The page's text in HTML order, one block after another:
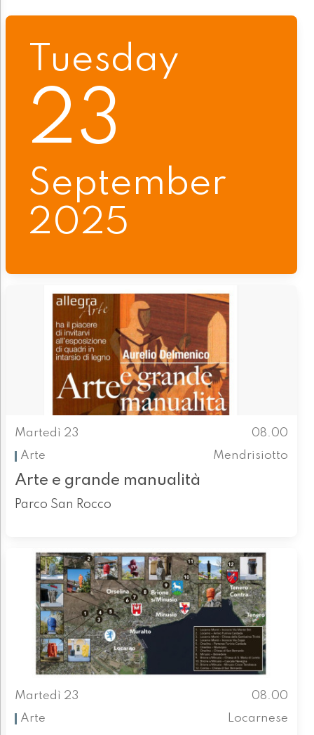
Tuesday
23
September
2025
Martedì 23
08.00
Arte
Mendrisiotto
Arte e grande manualità
Parco San Rocco
Martedì 23
08.00
Arte
Locarnese